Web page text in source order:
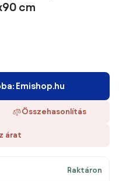
cm
Emishop.hu
Összehasonlítás
árat
Raktáron